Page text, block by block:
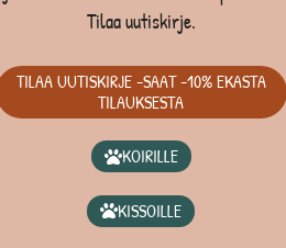
Tilaa uutiskirje.
TILAA UUTISKIRJE -SAAT -10% EKASTA
TILAUKSESTA
KOIRILLE
KISSOILLE